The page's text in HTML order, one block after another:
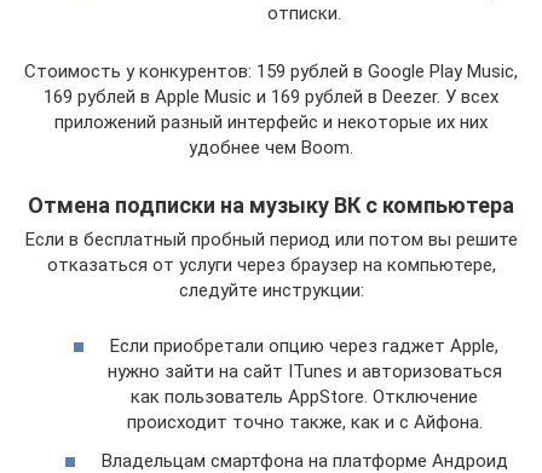
отписки.
Стоимость у конкурентов: 159 рублей в Google Play Music,
169 рублей в Apple Music и 169 рублей в Deezer. У всех
приложений разный интерфейс и некоторые их них
удобнее чем Boom.
Отмена подписки на музыку ВК с компьютера
Если в бесплатный пробный период или потом вы решите
отказаться от услуги через браузер на компьютере,
следуйте инструкции:
Если приобретали опцию через гаджет Apple,
нужно зайти на сайт ITunes и авторизоваться
как пользователь AppStore. Отключение
происходит точно также, как и с Айфона.
Владельцам смартфона на платформе Андроид